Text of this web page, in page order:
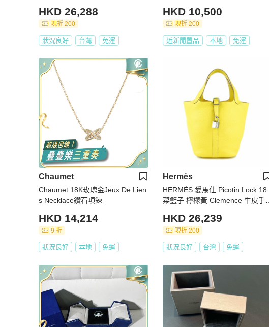
HKD 26,288
現折 200
狀況良好 台灣 免運
HKD 10,500
現折 200
近新閒置品 本地 免運
Chaumet
Chaumet 18K玫瑰金Jeux De Lien
s Necklace鑽石項鍊
HKD 14,214
9 折
狀況良好 本地 免運
Hermès
HERMÈS 愛馬仕 Picotin Lock 18
菜籃子 檸檬黃 Clemence 牛皮手提
眼稀有色｜KÉSH 凱仕精品
HKD 26,239
現折 200
狀況良好 台灣 免運